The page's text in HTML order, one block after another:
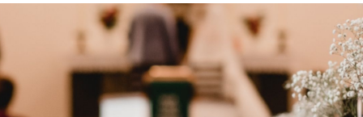
| CATECHESI |
| FORMAZIONE |
| CULTURA |